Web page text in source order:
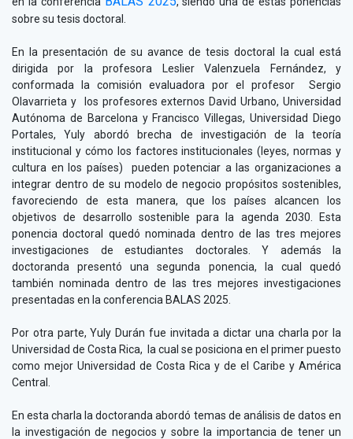
sobre su tesis doctoral.
En la presentación de su avance de tesis doctoral la cual está
dirigida por la profesora Leslier Valenzuela Fernández, y
conformada la comisión evaluadora por el profesor Sergio
Olavarrieta y los profesores externos David Urbano, Universidad
Autónoma de Barcelona y Francisco Villegas, Universidad Diego
Portales, Yuly abordó brecha de investigación de la teoría
institucional y cómo los factores institucionales (leyes, normas y
cultura en los países) pueden potenciar a las organizaciones a
integrar dentro de su modelo de negocio propósitos sostenibles,
favoreciendo de esta manera, que los países alcancen los
objetivos de desarrollo sostenible para la agenda 2030. Esta
ponencia doctoral quedó nominada dentro de las tres mejores
investigaciones de estudiantes doctorales. Y además la
doctoranda presentó una segunda ponencia, la cual quedó
también nominada dentro de las tres mejores investigaciones
presentadas en la conferencia BALAS 2025.
Por otra parte, Yuly Durán fue invitada a dictar una charla por la
Universidad de Costa Rica, la cual se posiciona en el primer puesto
como mejor Universidad de Costa Rica y de el Caribe y América
Central.
En esta charla la doctoranda abordó temas de análisis de datos en
la investigación de negocios y sobre la importancia de tener un